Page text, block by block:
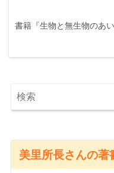
書籍『生物と無生物のあい
美里所長さんの著